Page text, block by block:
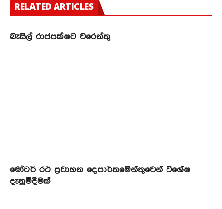
RELATED ARTICLES
බැසිල් රාජපක්ෂට වරෙන්තු
මෝටර් රථ ප්‍රවාහන දෙපාර්තමේන්තුවෙන් විශේෂ
දැනුම්දීමක්